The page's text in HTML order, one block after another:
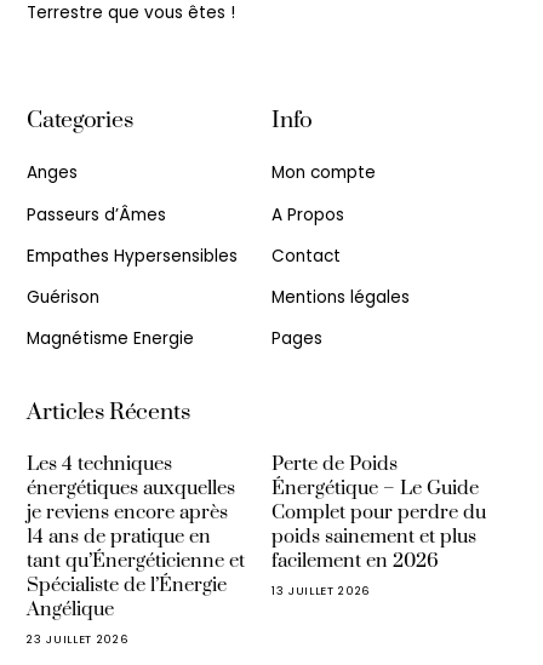
Terrestre que vous êtes !
Categories
Anges
Passeurs d’Âmes
Empathes Hypersensibles
Guérison
Magnétisme Energie
Info
Mon compte
A Propos
Contact
Mentions légales
Pages
Articles Récents
Les 4 techniques
énergétiques auxquelles
je reviens encore après
14 ans de pratique en
tant qu’Énergéticienne et
Spécialiste de l’Énergie
Angélique
23 JUILLET 2026
Perte de Poids
Énergétique – Le Guide
Complet pour perdre du
poids sainement et plus
facilement en 2026
13 JUILLET 2026